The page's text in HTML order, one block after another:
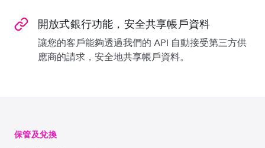
開放式銀行功能，安全共享帳戶資料
讓您的客戶能夠透過我們的 API 自動接受第三方供
應商的請求，安全地共享帳戶資料。
保管及兌換